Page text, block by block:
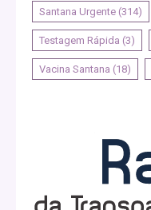
Santana Urgente (314)
Testagem Rápida (3)
Vacina Santana (18)